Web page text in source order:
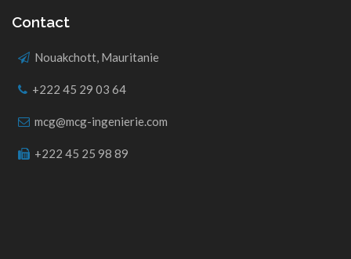
Contact
Nouakchott, Mauritanie
+222 45 29 03 64
mcg@mcg-ingenierie.com
+222 45 25 98 89